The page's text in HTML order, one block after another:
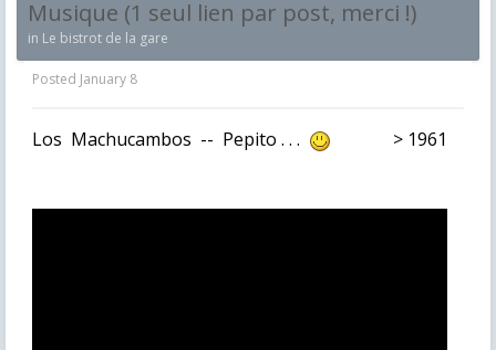
Musique (1 seul lien par post, merci !)
in Le bistrot de la gare
Posted January 8
Los Machucambos -- Pepito . . . > 1961